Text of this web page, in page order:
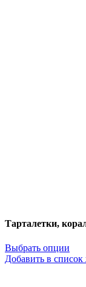
Тарталетки,
Выбрать опции
Добавить в